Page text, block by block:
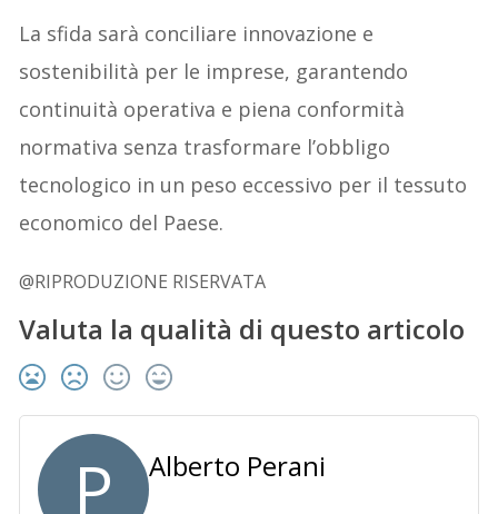
La sfida sarà conciliare innovazione e
sostenibilità per le imprese, garantendo
continuità operativa e piena conformità
normativa senza trasformare l’obbligo
tecnologico in un peso eccessivo per il tessuto
economico del Paese.
@RIPRODUZIONE RISERVATA
Valuta la qualità di questo articolo
P Alberto Perani